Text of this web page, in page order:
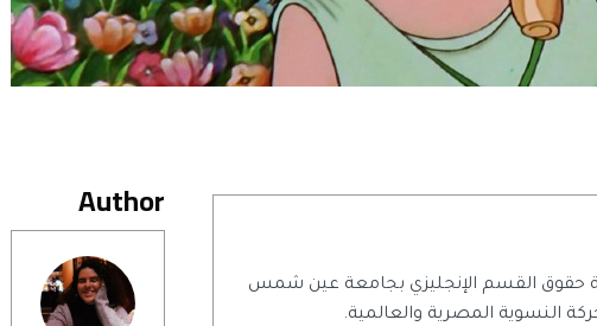
Author
حقوق القسم الإنجليزي بجامعة عين شمس
النسوية المصرية والعالمية.